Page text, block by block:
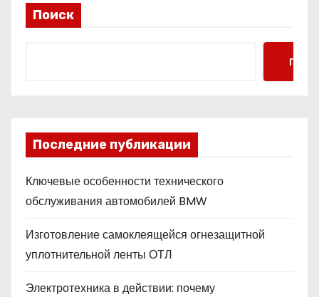
Поиск
Поиск
Последние публикации
Ключевые особенности технического
обслуживания автомобилей BMW
Изготовление самоклеящейся огнезащитной
уплотнительной ленты ОТЛ
Электротехника в действии: почему